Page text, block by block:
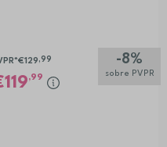
-8%
sobre PVPR
€129 ,99
119,99